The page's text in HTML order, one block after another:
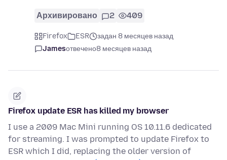
Архивировано 2 409
Firefox ESR
задан 8 месяцев назад
Jamesотвечено8 месяцев назад
Firefox update ESR has killed my browser
I use a 2009 Mac Mini running OS 10.11.6 dedicated
for streaming. I was prompted to update Firefox to
ESR which I did, replacing the older version of